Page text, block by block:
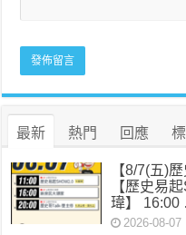
最新 熱門 回應
【8/7(五)
【歷史易
瑋】 16:00
2026-08-07